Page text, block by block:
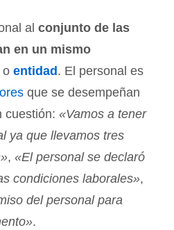
al conjunto de las
en un mismo
o entidad . El personal es
que se desempeñan
cuestión: «Vamos a tener
ya que llevamos tres
, «El personal se declaró
condiciones laborales»,
del personal para
.